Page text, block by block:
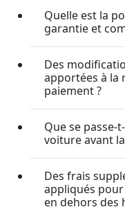
Quelle est la
garantie et
Des
apportées à la
paiement ?
Que se passe-
voiture avant
Des frais
appliqués
en dehors des